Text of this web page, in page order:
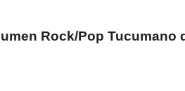
Rock/Pop Tucumano